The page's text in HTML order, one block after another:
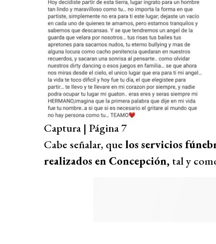
Captura | Página 7
Cabe señalar, que los servicios
realizados en Concepción, tal y